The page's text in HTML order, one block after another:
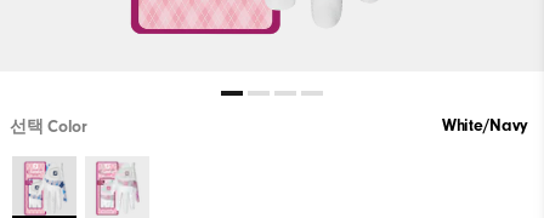
선택 Color White/Navy